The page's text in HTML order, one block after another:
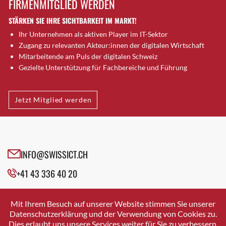
Brugg AG
Brütten
Bubendorf
Bubikon
Buchs (SG)
Bäretswil
Bülach
Cazis
Crissier
Davos Platz
Dierikon
Dietikon
FIRMENMITGLIED WERDEN
STÄRKEN SIE IHRE SICHTBARKEIT IM MARKT!
Ihr Unternehmen als aktiven Player im IT-Sektor
Zugang zu relevanten Akteur:innen der digitalen Wirtschaft
Mitarbeitende am Puls der digitalen Schweiz
Gezielte Unterstützung für Fachbereiche und Führung
Jetzt Mitglied werden
INFO@SWISSICT.CH
+41 43 336 40 20
SWISSICT
VULKANSTRASSE 120
8048 ZURICH
Mit Ihrem Besuch auf unserer Website stimmen Sie unserer
Datenschutzerklärung und der Verwendung von Cookies zu.
Dies erlaubt uns unsere Services weiter für Sie zu verbessern.